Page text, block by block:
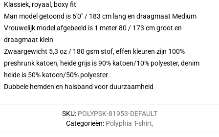
Klassiek, royaal, boxy fit
Man model getoond is 6'0" / 183 cm lang en draagmaat Medium
Vrouwelijk model afgebeeld is 1 meter 80 / 173 cm groot en
draagmaat klein
Zwaargewicht 5,3 oz / 180 gsm stof, effen kleuren zijn 100%
preshrunk katoen, heide grijs is 90% katoen/10% polyester, denim
heide is 50% katoen/50% polyester
Dubbele hemden en halsband voor duurzaamheid
SKU: POLYPSK-81953-DEFAULT
Categorieën: Polyphia T-shirt,